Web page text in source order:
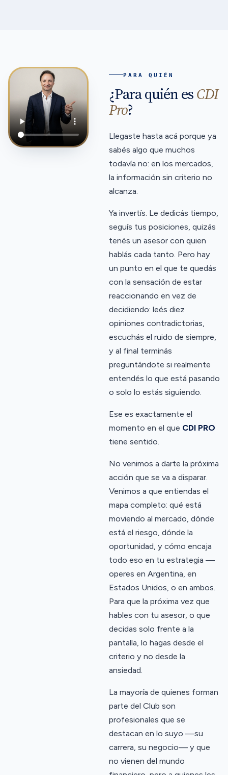
PARA QUIÉN
¿Para quién esCDI
Pro?
Llegaste hasta acá porque ya
sabés algo que muchos
todavía no: en los mercados,
la información sin criterio no
alcanza.
Ya invertís. Le dedicás tiempo,
seguís tus posiciones, quizás
tenés un asesor con quien
hablás cada tanto. Pero hay
un punto en el que te quedás
con la sensación de estar
reaccionando en vez de
decidiendo: leés diez
opiniones contradictorias,
escuchás el ruido de siempre,
y al final terminás
preguntándote si realmente
entendés lo que está pasando
o solo lo estás siguiendo.
Ese es exactamente el
momento en el que CDI PRO
tiene sentido.
No venimos a darte la próxima
acción que se va a disparar.
Venimos a que entiendas el
mapa completo: qué está
moviendo al mercado, dónde
está el riesgo, dónde la
oportunidad, y cómo encaja
todo eso en tu estrategia —
operes en Argentina, en
Estados Unidos, o en ambos.
Para que la próxima vez que
hables con tu asesor, o que
decidas solo frente a la
pantalla, lo hagas desde el
criterio y no desde la
ansiedad.
La mayoría de quienes forman
parte del Club son
profesionales que se
destacan en lo suyo —su
carrera, su negocio— y que
no vienen del mundo